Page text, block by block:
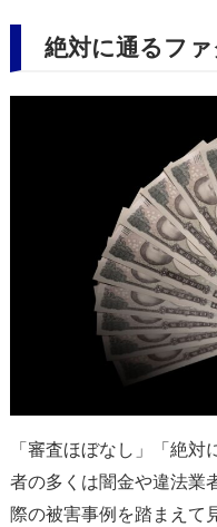
絶対に通るフ
「審査ほぼなし」「絶
者の多くは闇金や違法業
際の被害事例を踏まえて